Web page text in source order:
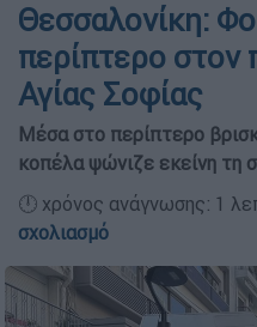
Θεσσαλονίκη:
περίπτερο στον
Αγίας Σοφίας
Μέσα στο περίπτερο
κοπέλα ψώνιζε εκείνη τη
🕛 χρόνος ανάγνωσης: 1
σχολιασμό